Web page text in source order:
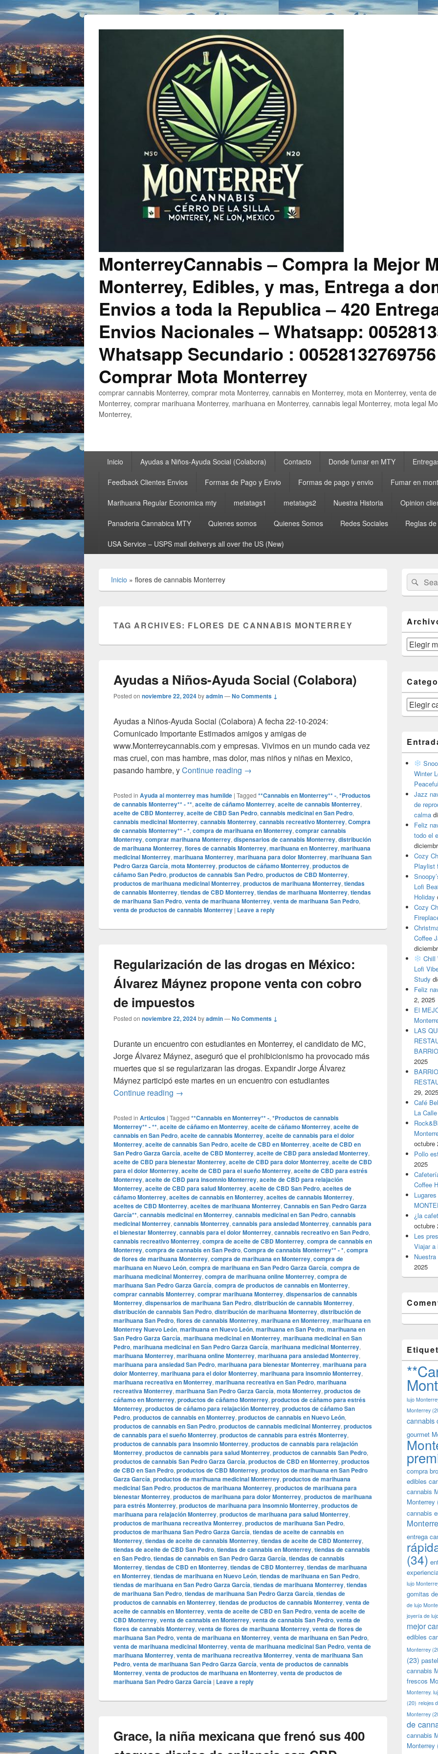
MonterreyCannabis – Compra la Mejor
Monterrey, Edibles, y mas, Entrega a
Envios a toda la Republica – 420
Envios Nacionales – Whatsapp:
Whatsapp Secundario :
Comprar Mota Monterrey
comprar cannabis Monterrey, comprar mota Monterrey, cannabis en Monterrey, mota en Monterrey, venta
Monterrey, comprar marihuana Monterrey, marihuana en Monterrey, cannabis legal Monterrey, mota legal
Monterrey,
Inicio Ayudas a Niños-Ayuda Social (Colabora) Contacto Donde fumar en MTY
Feedback Clientes Envios Formas de Pago y Envio Formas de pago y envio Fumar en
Marihuana Regular Economica mty metatags1 metatags2 Nuestra Historia Opinion
Panaderia Cannabica MTY Quienes somos Quienes Somos Redes Sociales Reglas
USA Service – USPS mail deliverys all over the US (New)
Inicio » flores de cannabis Monterrey
TAG ARCHIVES: FLORES DE CANNABIS MONTERREY
Ayudas a Niños-Ayuda Social (Colabora)
Posted on noviembre 22, 2024byadmin—No Comments ↓
Ayudas a Niños-Ayuda Social (Colabora) A fecha 22-10-2024:
Comunicado Importante Estimados amigos y amigas de
www.Monterreycannabis.com y empresas. Vivimos en un mundo cada vez
mas cruel, con mas hambre, mas dolor, mas niños y niñas en Mexico,
pasando hambre, yContinue reading Ayudas a Niños-Ayuda Social (Colabora)
→
Posted in Ayuda al monterrey mas humilde | Tagged **Cannabis en Monterrey** -, *Productos
de cannabis Monterrey** - **, aceite de cáñamo Monterrey, aceite de cannabis Monterrey,
aceite de CBD Monterrey, aceite de CBD San Pedro, cannabis medicinal en San Pedro,
cannabis medicinal Monterrey, cannabis Monterrey, cannabis recreativo Monterrey, Compra
de cannabis Monterrey** - *, compra de marihuana en Monterrey, comprar cannabis
Monterrey, comprar marihuana Monterrey, dispensarios de cannabis Monterrey, distribución
de marihuana Monterrey, flores de cannabis Monterrey, marihuana en Monterrey, marihuana
medicinal Monterrey, marihuana Monterrey, marihuana para dolor Monterrey, marihuana San
Pedro Garza García, mota Monterrey, productos de cáñamo Monterrey, productos de
cáñamo San Pedro, productos de cannabis San Pedro, productos de CBD Monterrey,
productos de marihuana medicinal Monterrey, productos de marihuana Monterrey, tiendas
de cannabis Monterrey, tiendas de CBD Monterrey, tiendas de marihuana Monterrey, tiendas
de marihuana San Pedro, venta de marihuana Monterrey, venta de marihuana San Pedro,
venta de productos de cannabis Monterrey | Leave a reply
Regularización de las drogas en México:
Álvarez Máynez propone venta con cobro
de impuestos
Posted on noviembre 22, 2024byadmin—No Comments ↓
Durante un encuentro con estudiantes en Monterrey, el candidato de MC,
Jorge Álvarez Máynez, aseguró que el prohibicionismo ha provocado más
muertes que si se regularizaran las drogas. Expandir Jorge Álvarez
Máynez participó este martes en un encuentro con estudiantes
Continue reading Regularización de las drogas en México: Álvarez Máynez propone venta
→
Posted in Articulos | Tagged **Cannabis en Monterrey** -, *Productos de cannabis
Monterrey** - **, aceite de cáñamo en Monterrey, aceite de cáñamo Monterrey, aceite de
cannabis en San Pedro, aceite de cannabis Monterrey, aceite de cannabis para el dolor
Monterrey, aceite de cannabis San Pedro, aceite de CBD en Monterrey, aceite de CBD en
San Pedro Garza García, aceite de CBD Monterrey, aceite de CBD para ansiedad Monterrey,
aceite de CBD para bienestar Monterrey, aceite de CBD para dolor Monterrey, aceite de CBD
para el dolor Monterrey, aceite de CBD para el sueño Monterrey, aceite de CBD para estrés
Monterrey, aceite de CBD para insomnio Monterrey, aceite de CBD para relajación
Monterrey, aceite de CBD para salud Monterrey, aceite de CBD San Pedro, aceites de
cáñamo Monterrey, aceites de cannabis en Monterrey, aceites de cannabis Monterrey,
aceites de CBD Monterrey, aceites de marihuana Monterrey, Cannabis en San Pedro Garza
García**, cannabis medicinal en Monterrey, cannabis medicinal en San Pedro, cannabis
medicinal Monterrey, cannabis Monterrey, cannabis para ansiedad Monterrey, cannabis para
el bienestar Monterrey, cannabis para el dolor Monterrey, cannabis recreativo en San Pedro,
cannabis recreativo Monterrey, compra de aceite de CBD Monterrey, compra de cannabis en
Monterrey, compra de cannabis en San Pedro, Compra de cannabis Monterrey** - *, compra
de flores de marihuana Monterrey, compra de marihuana en Monterrey, compra de
marihuana en Nuevo León, compra de marihuana en San Pedro Garza García, compra de
marihuana medicinal Monterrey, compra de marihuana online Monterrey, compra de
marihuana San Pedro Garza García, compra de productos de cannabis en Monterrey,
comprar cannabis Monterrey, comprar marihuana Monterrey, dispensarios de cannabis
Monterrey, dispensarios de marihuana San Pedro, distribución de cannabis Monterrey,
distribución de cannabis San Pedro, distribución de marihuana Monterrey, distribución de
marihuana San Pedro, flores de cannabis Monterrey, marihuana en Monterrey, marihuana en
Monterrey Nuevo León, marihuana en Nuevo León, marihuana en San Pedro, marihuana en
San Pedro Garza García, marihuana medicinal en Monterrey, marihuana medicinal en San
Pedro, marihuana medicinal en San Pedro Garza García, marihuana medicinal Monterrey,
marihuana Monterrey, marihuana online Monterrey, marihuana para ansiedad Monterrey,
marihuana para ansiedad San Pedro, marihuana para bienestar Monterrey, marihuana para
dolor Monterrey, marihuana para el dolor Monterrey, marihuana para insomnio Monterrey,
marihuana recreativa en Monterrey, marihuana recreativa en San Pedro, marihuana
recreativa Monterrey, marihuana San Pedro Garza García, mota Monterrey, productos de
cáñamo en Monterrey, productos de cáñamo Monterrey, productos de cáñamo para estrés
Monterrey, productos de cáñamo para relajación Monterrey, productos de cáñamo San
Pedro, productos de cannabis en Monterrey, productos de cannabis en Nuevo León,
productos de cannabis en San Pedro, productos de cannabis medicinal Monterrey, productos
de cannabis para el sueño Monterrey, productos de cannabis para estrés Monterrey,
productos de cannabis para insomnio Monterrey, productos de cannabis para relajación
Monterrey, productos de cannabis para salud Monterrey, productos de cannabis San Pedro,
productos de cannabis San Pedro Garza García, productos de CBD en Monterrey, productos
de CBD en San Pedro, productos de CBD Monterrey, productos de marihuana en San Pedro
Garza García, productos de marihuana medicinal Monterrey, productos de marihuana
medicinal San Pedro, productos de marihuana Monterrey, productos de marihuana para
bienestar Monterrey, productos de marihuana para dolor Monterrey, productos de marihuana
para estrés Monterrey, productos de marihuana para insomnio Monterrey, productos de
marihuana para relajación Monterrey, productos de marihuana para salud Monterrey,
productos de marihuana recreativa Monterrey, productos de marihuana San Pedro,
productos de marihuana San Pedro Garza García, tiendas de aceite de cannabis en
Monterrey, tiendas de aceite de cannabis Monterrey, tiendas de aceite de CBD Monterrey,
tiendas de aceite de CBD San Pedro, tiendas de cannabis en Monterrey, tiendas de cannabis
en San Pedro, tiendas de cannabis en San Pedro Garza García, tiendas de cannabis
Monterrey, tiendas de CBD en Monterrey, tiendas de CBD Monterrey, tiendas de marihuana
en Monterrey, tiendas de marihuana en Nuevo León, tiendas de marihuana en San Pedro,
tiendas de marihuana en San Pedro Garza García, tiendas de marihuana Monterrey, tiendas
de marihuana San Pedro, tiendas de marihuana San Pedro Garza García, tiendas de
productos de cannabis en Monterrey, tiendas de productos de cannabis Monterrey, venta de
aceite de cannabis en Monterrey, venta de aceite de CBD en San Pedro, venta de aceite de
CBD Monterrey, venta de cannabis en Monterrey, venta de cannabis San Pedro, venta de
flores de cannabis Monterrey, venta de flores de marihuana Monterrey, venta de flores de
marihuana San Pedro, venta de marihuana en Monterrey, venta de marihuana en San Pedro,
venta de marihuana medicinal Monterrey, venta de marihuana medicinal San Pedro, venta de
marihuana Monterrey, venta de marihuana recreativa Monterrey, venta de marihuana San
Pedro, venta de marihuana San Pedro Garza García, venta de productos de cannabis
Monterrey, venta de productos de marihuana en Monterrey, venta de productos de
marihuana San Pedro Garza García | Leave a reply
Grace, la niña mexicana que frenó sus 400
Primary
Sidebar
Widget
Area
Search
for:
Archivos
Categorías
Winter
Jazz
de
calma
Feliz
todo el
Cozy
Playlist
Lofi
Holiday
Cozy
Coffee
Chill
Lofi
Study
Feliz
2, 2025
El
LAS
2025
29, 2025
Café
La Calle
octubre
Pollo
2025
Coffee
¿la
octubre
Les
Viajar a
2025
lujo
Monterrey
cannabis
gourmet
compra
edibles
cannabis
Monterrey
cannabis
entrega
(34)
lujo
gomitas
de lujo
joyería de
mejor
edibles
Monterrey
(23)
cannabis
frescos
Monterrey.
(20) relojes
Monterrey
de
cannabis
Monterrey